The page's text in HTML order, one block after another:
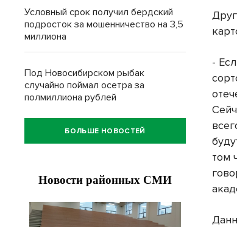
-
том
Условный срок получил бердский
подросток за мошенничество на 3,5
миллиона
Под Новосибирском рыбак
случайно поймал осетра за
полмиллиона рублей
БОЛЬШЕ НОВОСТЕЙ